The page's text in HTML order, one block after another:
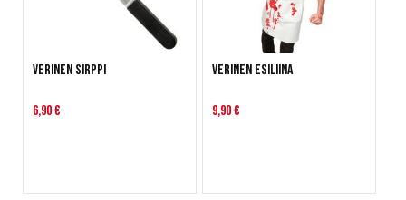
Verinen sirppi
6,90 €
Verinen esiliina
9,90 €